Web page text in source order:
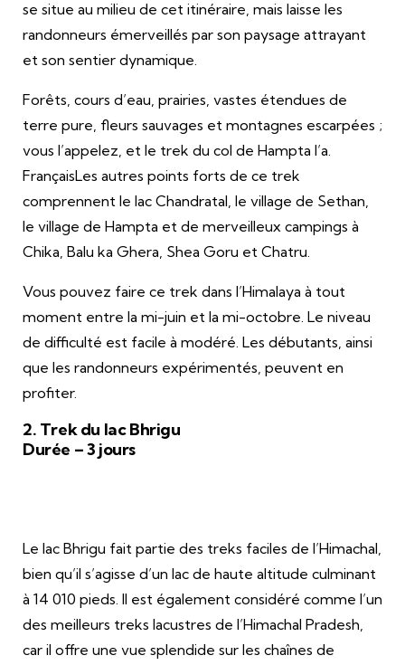
se situe au milieu de cet itinéraire, mais laisse les
randonneurs émerveillés par son paysage attrayant
et son sentier dynamique.
Forêts, cours d’eau, prairies, vastes étendues de
terre pure, fleurs sauvages et montagnes escarpées ;
vous l’appelez, et le trek du col de Hampta l’a.
FrançaisLes autres points forts de ce trek
comprennent le lac Chandratal, le village de Sethan,
le village de Hampta et de merveilleux campings à
Chika, Balu ka Ghera, Shea Goru et Chatru.
Vous pouvez faire ce trek dans l’Himalaya à tout
moment entre la mi-juin et la mi-octobre. Le niveau
de difficulté est facile à modéré. Les débutants, ainsi
que les randonneurs expérimentés, peuvent en
profiter.
2. Trek du lac Bhrigu
Durée – 3 jours
Le lac Bhrigu fait partie des treks faciles de l’Himachal,
bien qu’il s’agisse d’un lac de haute altitude culminant
à 14 010 pieds. Il est également considéré comme l’un
des meilleurs treks lacustres de l’Himachal Pradesh,
car il offre une vue splendide sur les chaînes de